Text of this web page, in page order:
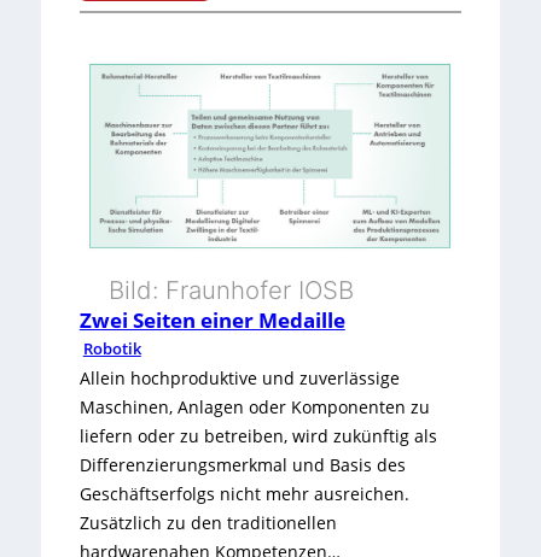
:
K
r
P
r
a
x
i
Bild: Fraunhofer IOSB
Zwei Seiten einer Medaille
Robotik
Allein hochproduktive und zuverlässige
Maschinen, Anlagen oder Komponenten zu
liefern oder zu betreiben, wird zukünftig als
Differenzierungsmerkmal und Basis des
Geschäftserfolgs nicht mehr ausreichen.
Zusätzlich zu den traditionellen
hardwarenahen Kompetenzen…